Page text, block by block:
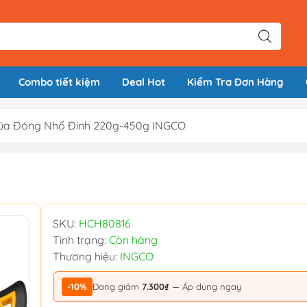
Combo tiết kiệm Deal Hot Kiểm Tra Đơn Hàng
Đóng Nhổ Đinh 220g-450g INGCO
SKU: HCH80816
Tình trạng: Còn hàng
Thương hiệu: INGCO
-10% Đang giảm 7.300₫ — Áp dụng ngay